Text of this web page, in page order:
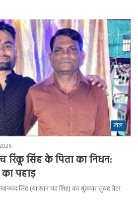
खेल
रिंकू सिंह के पिता का निधन:
पहाड़
सिंह (या खान चंद्र सिंह) का शुक्रवार सुबह ग्रेटर